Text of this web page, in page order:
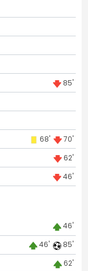
85'
68' 70'
62'
46'
46'
46' 85'
62'